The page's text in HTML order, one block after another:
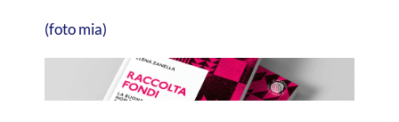
(foto mia)